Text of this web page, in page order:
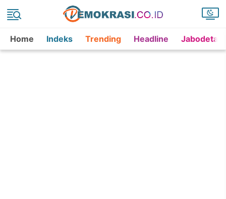
Home Indeks Trending Headline